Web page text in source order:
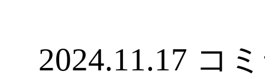
2024.11.17 コ